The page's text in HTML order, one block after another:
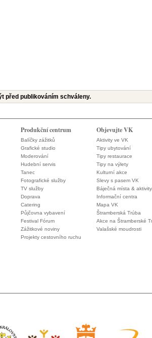
před publikováním schváleny.
Produkční centrum
Balíčky zážitků
Grafické studio
Moderování
Hudební servis
Tanec
Fotografické služby
TV služby
Doprava
Catering
Půjčovna vybavení
Festival Fórum
Zážitkové noviny
Projekty cestovního ruchu
Objevujte VK
Aktivity ve VK
Tipy ubytování
Tipy restaurace
Tipy na výlety
Kulturní akce
Slevy s pasem VK
Báječná místa & aktivity
Informační centra
Mapa VK
Štramberská Trúba
Akce na Štramberské
Valašské moudrosti